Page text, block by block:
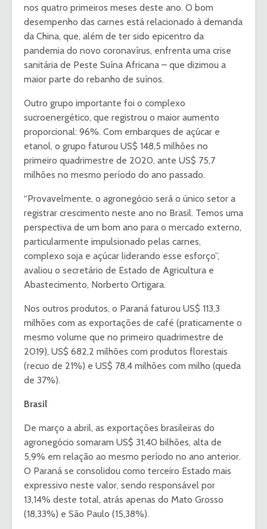
nos quatro primeiros meses deste ano. O bom
desempenho das carnes está relacionado à demanda
da China, que, além de ter sido epicentro da
pandemia do novo coronavírus, enfrenta uma crise
sanitária de Peste Suína Africana – que dizimou a
maior parte do rebanho de suínos.
Outro grupo importante foi o complexo
sucroenergético, que registrou o maior aumento
proporcional: 96%. Com embarques de açúcar e
etanol, o grupo faturou US$ 148,5 milhões no
primeiro quadrimestre de 2020, ante US$ 75,7
milhões no mesmo período do ano passado.
“Provavelmente, o agronegócio será o único setor a
registrar crescimento neste ano no Brasil. Temos uma
perspectiva de um bom ano para o mercado externo,
particularmente impulsionado pelas carnes,
complexo soja e açúcar liderando esse esforço”,
avaliou o secretário de Estado de Agricultura e
Abastecimento, Norberto Ortigara.
Nos outros produtos, o Paraná faturou US$ 113,3
milhões com as exportações de café (praticamente o
mesmo volume que no primeiro quadrimestre de
2019), US$ 682,2 milhões com produtos florestais
(recuo de 21%) e US$ 78,4 milhões com milho (queda
de 37%).
Brasil
De março a abril, as exportações brasileiras do
agronegócio somaram US$ 31,40 bilhões, alta de
5,9% em relação ao mesmo período no ano anterior.
O Paraná se consolidou como terceiro Estado mais
expressivo neste valor, sendo responsável por
13,14% deste total, atrás apenas do Mato Grosso
(18,33%) e São Paulo (15,38%).